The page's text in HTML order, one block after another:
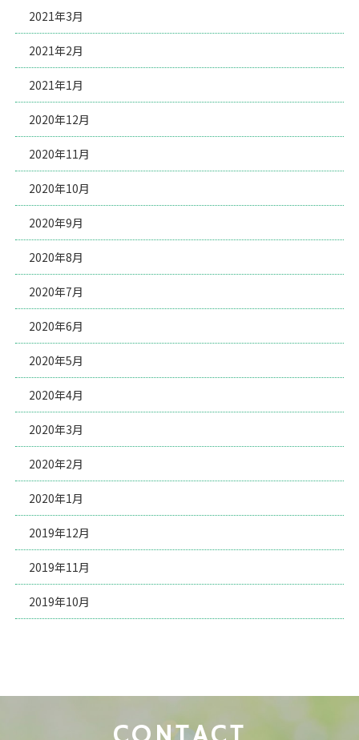
2021年3月
2021年2月
2021年1月
2020年12月
2020年11月
2020年10月
2020年9月
2020年8月
2020年7月
2020年6月
2020年5月
2020年4月
2020年3月
2020年2月
2020年1月
2019年12月
2019年11月
2019年10月